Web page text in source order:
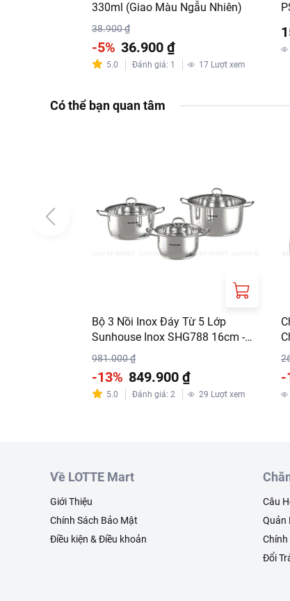
330ml (Giao Màu Ngẫu Nhiên)
38.900 ₫
-5% 36.900 ₫
5.0 Đánh giá: 1 17 Lượt xem
Có thể bạn quan tâm
Bộ 3 Nồi Inox Đáy Từ 5 Lớp
Sunhouse Inox SHG788 16cm -
20cm - 24cm
981.000 ₫
-13% 849.900 ₫
5.0 Đánh giá: 2 29 Lượt xem
-
Về LOTTE Mart
Giới Thiệu
Chính Sách Bảo Mật
Điều kiện & Điều khoản
Câu
Quản
Chính
Đổi